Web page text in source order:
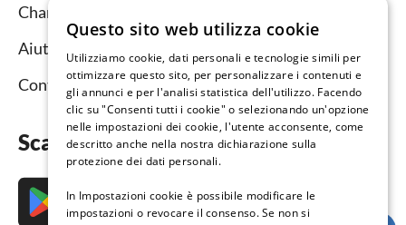
Channel Manager
Aiuto per i locatori
Contatto
Scarica subito l’app
Questo sito web utilizza cookie
Utilizziamo cookie, dati personali e tecnologie simili per
ottimizzare questo sito, per personalizzare i contenuti e
gli annunci e per l'analisi statistica dell'utilizzo. Facendo
clic su "Consenti tutti i cookie" o selezionando un'opzione
nelle impostazioni dei cookie, l'utente acconsente, come
descritto anche nella nostra dichiarazione sulla
protezione dei dati personali.
In Impostazioni cookie è possibile modificare le
impostazioni o revocare il consenso. Se non si